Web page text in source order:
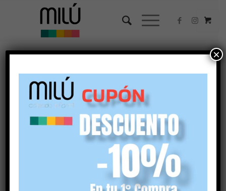
CONDICIONES
GENERALES DE
CONTRATACIÓN
Exponemos el documento contractual por el cual se
regirá la contratación de productos y servicios a través
https://calzadosmilu.compropiedad de
(en adelante el prestador
. La aceptación del presente
×